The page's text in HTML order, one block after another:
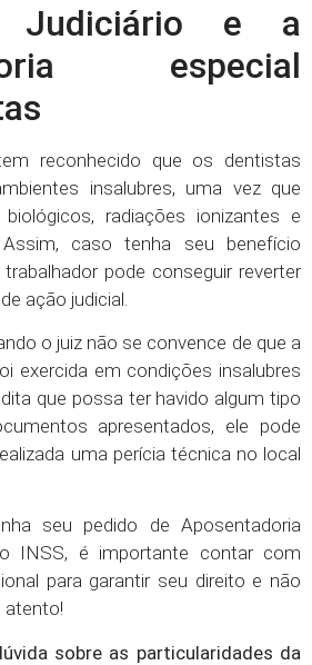
Judiciário e a
especial
reconhecido que os dentistas
insalubres, uma vez que
radiações ionizantes e
caso tenha seu benefício
pode conseguir reverter
ação judicial.
o juiz não se convence de que a
exercida em condições insalubres
que possa ter havido algum tipo
apresentados, ele pode
uma perícia técnica no local
seu pedido de Aposentadoria
INSS, é importante contar com
para garantir seu direito e não
atento!
sobre as particularidades da